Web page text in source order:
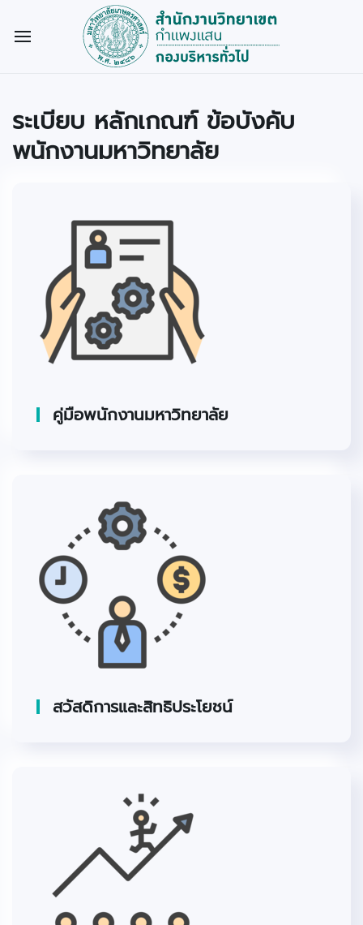
ระเบียบ หลักเกณฑ์ ข้อบังคับ
พนักงานมหาวิทยาลัย
คู่มือพนักงานมหาวิทยาลัย
สวัสดิการและสิทธิประโยชน์